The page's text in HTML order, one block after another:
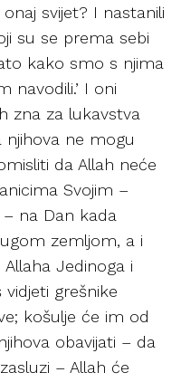
svijet? I nastanili
su se prema sebi
kako smo s njima
navodili.’ I oni
zna za lukavstva
njihova ne mogu
da Allah neće
Svojim –
na Dan kada
zemljom, a i
Jedinoga i
grešnike
košulje će im od
obavijati – da
– Allah će